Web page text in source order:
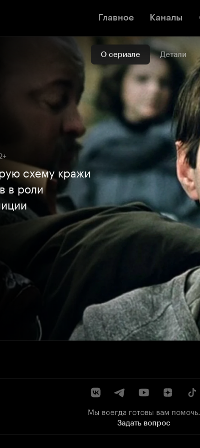
Главное Каналы
О сериале Детали
схему кражи
в роли
Мы всегда готовы вам помочь.
Задать вопрос